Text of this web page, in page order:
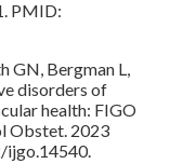
PMID:
GN, Bergman L,
disorders of
health: FIGO
Obstet. 2023
ijgo.14540.